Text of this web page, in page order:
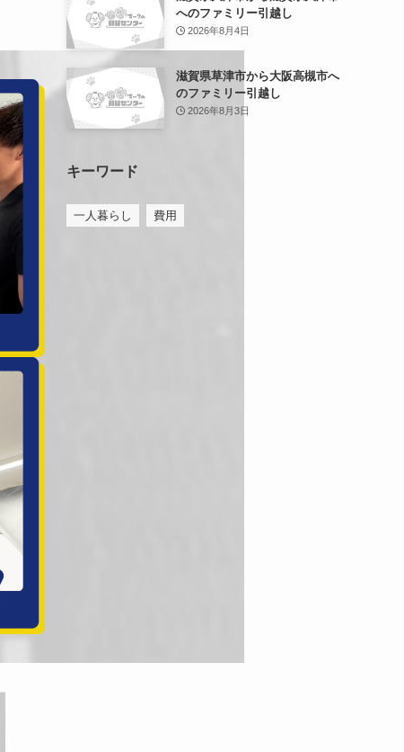
へのファミリー引越し
2026年8月4日
滋賀県草津市から大阪高槻市へ
のファミリー引越し
2026年8月3日
キーワード
一人暮らし 費用